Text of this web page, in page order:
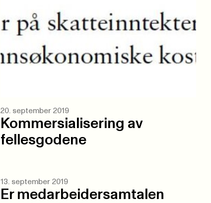
20. september 2019
Kommersialisering av
fellesgodene
13. september 2019
Er medarbeidersamtalen